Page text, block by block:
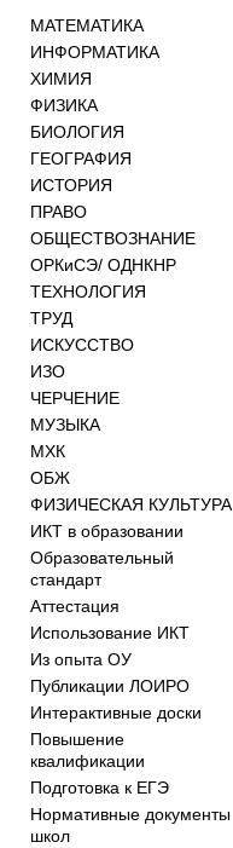
МАТЕМАТИКА
ИНФОРМАТИКА
ХИМИЯ
ФИЗИКА
БИОЛОГИЯ
ГЕОГРАФИЯ
ИСТОРИЯ
ПРАВО
ОБЩЕСТВОЗНАНИЕ
ОРКиСЭ/ ОДНКНР
ТЕХНОЛОГИЯ
ТРУД
ИСКУССТВО
ИЗО
ЧЕРЧЕНИЕ
МУЗЫКА
МХК
ОБЖ
ФИЗИЧЕСКАЯ КУЛЬТУРА
ИКТ в образовании
Образовательный
стандарт
Аттестация
Использование ИКТ
Из опыта ОУ
Публикации ЛОИРО
Интерактивные доски
Повышение
квалификации
Подготовка к ЕГЭ
Нормативные документы
школ